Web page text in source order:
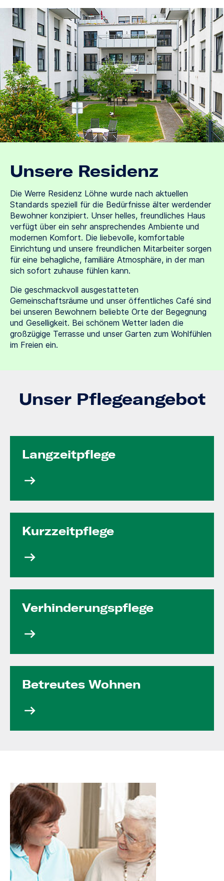
Unsere Residenz
Die Werre Residenz Löhne wurde nach aktuellen
Standards speziell für die Bedürfnisse älter werdender
Bewohner konzipiert. Unser helles, freundliches Haus
verfügt über ein sehr ansprechendes Ambiente und
modernen Komfort. Die liebevolle, komfortable
Einrichtung und unsere freundlichen Mitarbeiter sorgen
für eine behagliche, familiäre Atmosphäre, in der man
sich sofort zuhause fühlen kann.
Die geschmackvoll ausgestatteten
Gemeinschaftsräume und unser öffentliches Café sind
bei unseren Bewohnern beliebte Orte der Begegnung
und Geselligkeit. Bei schönem Wetter laden die
großzügige Terrasse und unser Garten zum Wohlfühlen
im Freien ein.
Unser Pflegeangebot
Langzeit­pflege
Kurzzeit­pflege
Verhinde­rungs­pflege
Betreutes Wohnen